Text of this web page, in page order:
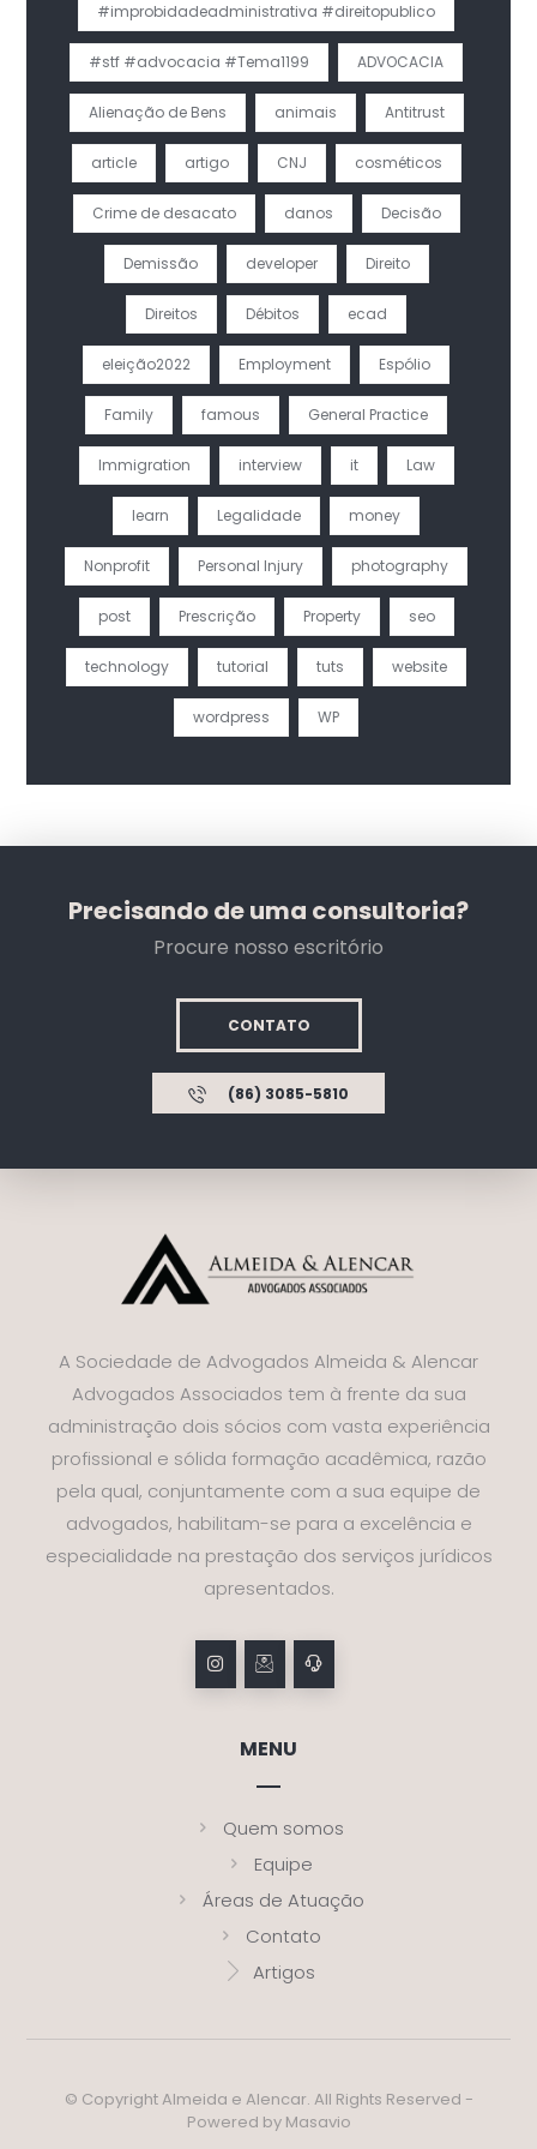
#improbidadeadministrativa #direitopublico
#stf #advocacia #Tema1199 ADVOCACIA
Alienação de Bens animais Antitrust
article artigo CNJ cosméticos
Crime de desacato danos Decisão
Demissão developer Direito
Direitos Débitos ecad
eleição2022 Employment Espólio
Family famous General Practice
Immigration interview it Law
learn Legalidade money
Nonprofit Personal Injury photography
post Prescrição Property seo
technology tutorial tuts website
wordpress WP
Precisando de uma consultoria?
Procure nosso escritório
CONTATO
(86) 3085-5810
A Sociedade de Advogados Almeida & Alencar
Advogados Associados tem à frente da sua
administração dois sócios com vasta experiência
profissional e sólida formação acadêmica, razão
pela qual, conjuntamente com a sua equipe de
advogados, habilitam-se para a excelência e
especialidade na prestação dos serviços jurídicos
apresentados.
MENU
Quem somos
Equipe
Áreas de Atuação
Contato
Artigos
© Copyright Almeida e Alencar. All Rights Reserved -
Powered by Masavio